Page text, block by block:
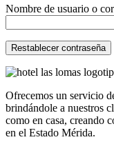
Nombre de usuario o
Restablecer contraseña
Ofrecemos un servicio
brindándole a nuestros
como en casa, creando
en el Estado Mérida.